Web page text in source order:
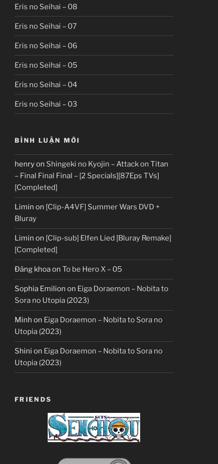
Eris no Seihai – 08
Eris no Seihai – 07
Eris no Seihai – 06
Eris no Seihai – 05
Eris no Seihai – 04
Eris no Seihai – 03
BÌNH LUẬN MỚI
henryon Shingeki no Kyojin – Attack on Titan
– Final Final Final – [2 Specials][87Eps TVs]
[Completed]
Limin on [Clip-A4VF] Summer Wars DVD +
Bluray
Limin on [Clip-sub] Elfen Lied [Bluray Remake]
[Completed]
Đăng khoaon To be Hero X – 05
Sophia Emilion on Eiga Doraemon – Nobita to
Sora no Utopia (2023)
Minh on Eiga Doraemon – Nobita to Sora no
Utopia (2023)
Shini on Eiga Doraemon – Nobita to Sora no
Utopia (2023)
FRIENDS